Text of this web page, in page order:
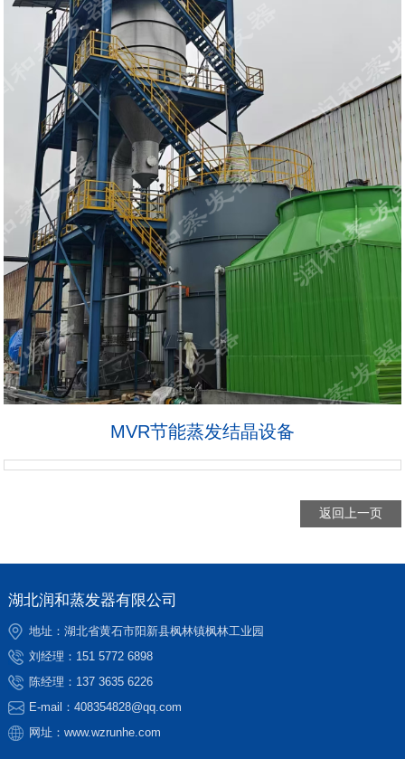
MVR节能蒸发结晶设备
返回上一页
湖北润和蒸发器有限公司
地址：湖北省黄石市阳新县枫林镇枫林工业园
刘经理： 151 5772 6898
陈经理： 137 3635 6226
E-mail： 408354828@qq.com
网址： www.wzrunhe.com